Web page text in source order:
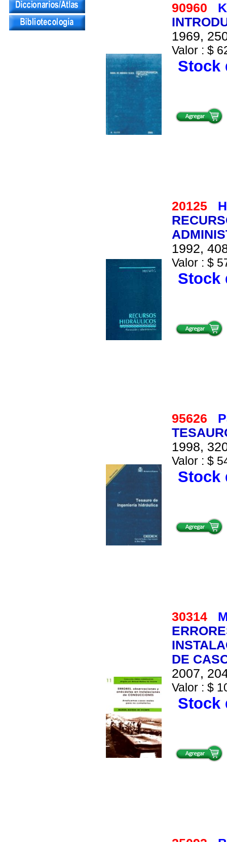
90960
1969,
Valor : $
Stock
20125
1992,
Valor : $
Stock
95626
1998,
Valor : $
Stock
30314
DE
2007,
Valor : $
Stock